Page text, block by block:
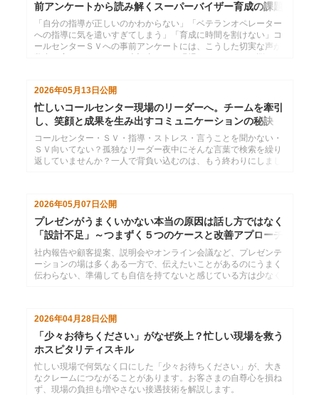
前アンケートから読み解くスーパーバイザー育成の課題
と解決策
「自分の指導が正しいのかわからない」「ベテランオペレーター
への指導に気を遣いすぎてしまう」「育成に時間を割けない」コ
ールセンターＳＶへの事前アンケートには、こうした切実な声が
で、ＳＶを育てる研修・マネジメント設計に役立つ具体的な視点
を提供します。
2026年05月13日公開
忙しいコールセンター現場のリーダーへ。チームを牽引
し、笑顔と成果を生み出すコミュニケーションの秘訣
コールセンター・ＳＶ・指導・ストレス・言うことを聞かない・
ＳＶ向いてない？孤独なリーダー夜中にそんな言葉で検索を繰り
返していませんか？一人で背負い込むのは、もう終わりにしまし
2026年05月07日 公開
プレゼンがうまくいかない本当の原因は話し方ではなく
「設計不足」～つまずく５つのケースと改善アプローチ
社内報告や顧客提案、説明会やオンライン会議など、プレゼンテ
ーションの場は多くある一方で、伝えたいことがあるのにうまく
伝わらない、準備しても自信を持てないと感じている方は少なく
2026年04月28日 公開
「少々お待ちください」がなぜ炎上？忙しい現場を救う
ホスピタリティスキル
忙しい現場で何気なく口にした「少々お待ちください」が、大き
なクレームにつながることがあります。お客さまの自尊心を損ね
ず、現場の負担も増やさない接遇技術を解説します。